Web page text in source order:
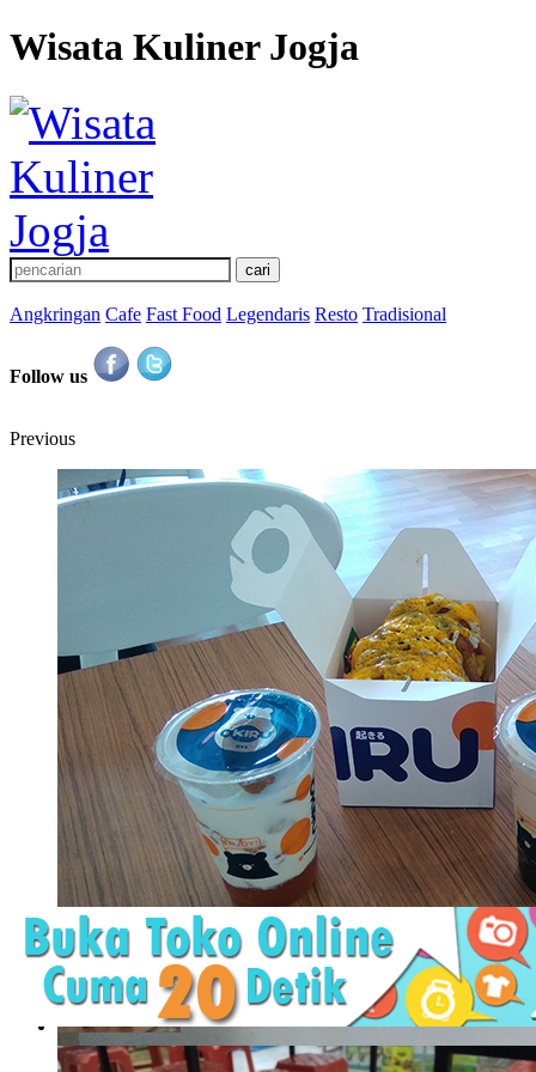
Wisata Kuliner Jogja
Angkringan Cafe Fast Food Legendaris Resto Tradisional
Follow us
Previous
Okiru, Jujugan Baru Pecinta Boba dan Toast
Bencana Corona yang dimulai awal Maret ini memang tidak
berbagai rencana. Sebagian ..